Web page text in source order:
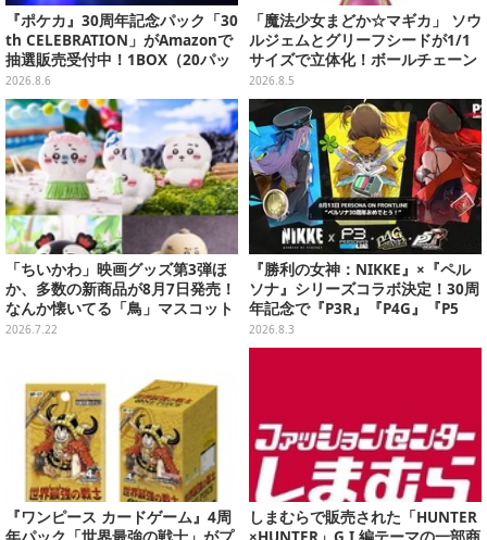
『ポケカ』30周年記念パック「30
th CELEBRATION」がAmazonで
抽選販売受付中！1BOX（20パッ
ク入り）
2026.8.6
「魔法少女まどか☆マギカ」 ソウ
ルジェムとグリーフシードが1/1
サイズで立体化！ボールチェーン
を外せばフィギュアとして飾れる
ガシャポン全6種
2026.8.5
「ちいかわ」映画グッズ第3弾ほ
か、多数の新商品が8月7日発売！
なんか懐いてる「鳥」マスコット
や場面写アイテムなど必見のライ
2026.7.22
『勝利の女神：NIKKE』×『ペル
ソナ』シリーズコラボ決定！30周
年記念で『P3R』『P4G』『P5
R』の3作品参戦
2026.8.3
『ワンピース カードゲーム』4周
しまむらで販売された「HUNTER